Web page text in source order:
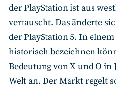
der PlayStation ist aus
vertauscht. Das änderte
der PlayStation 5. In
historisch bezeichnen
Bedeutung von X und O in
Welt an. Der Markt regelt